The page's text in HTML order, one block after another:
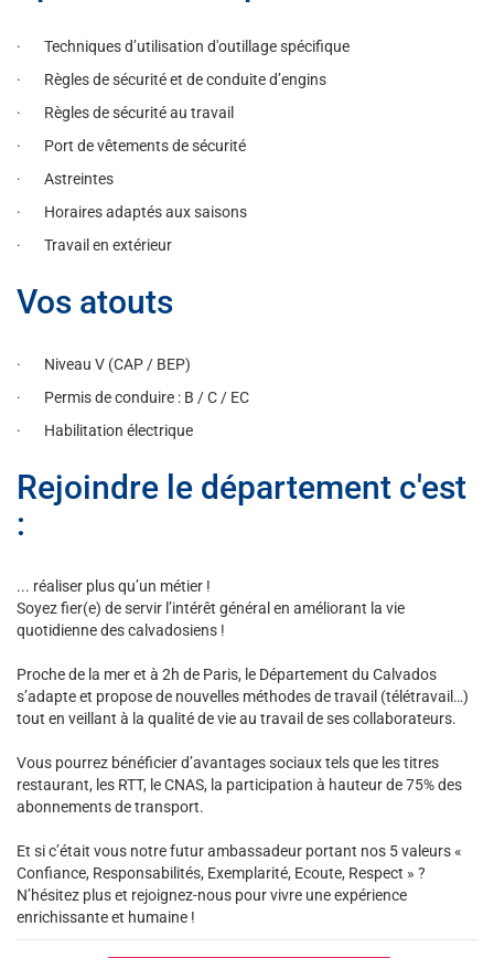
· Techniques d’utilisation d'outillage spécifique
· Règles de sécurité et de conduite d’engins
· Règles de sécurité au travail
· Port de vêtements de sécurité
· Astreintes
· Horaires adaptés aux saisons
· Travail en extérieur
Vos atouts
· Niveau V (CAP / BEP)
· Permis de conduire : B / C / EC
· Habilitation électrique
Rejoindre le département c'est
:
... réaliser plus qu’un métier !
Soyez fier(e) de servir l’intérêt général en améliorant la vie
quotidienne des calvadosiens !
Proche de la mer et à 2h de Paris, le Département du Calvados
s’adapte et propose de nouvelles méthodes de travail (télétravail…)
tout en veillant à la qualité de vie au travail de ses collaborateurs.
Vous pourrez bénéficier d’avantages sociaux tels que les titres
restaurant, les RTT, le CNAS, la participation à hauteur de 75% des
abonnements de transport.
Et si c’était vous notre futur ambassadeur portant nos 5 valeurs «
Confiance, Responsabilités, Exemplarité, Ecoute, Respect » ?
N’hésitez plus et rejoignez-nous pour vivre une expérience
enrichissante et humaine !